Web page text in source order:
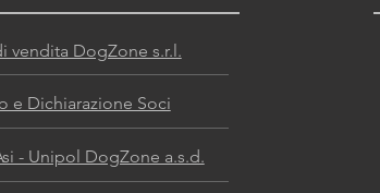
vendita DogZone s.r.l.
e Dichiarazione Soci
- Unipol DogZone a.s.d.